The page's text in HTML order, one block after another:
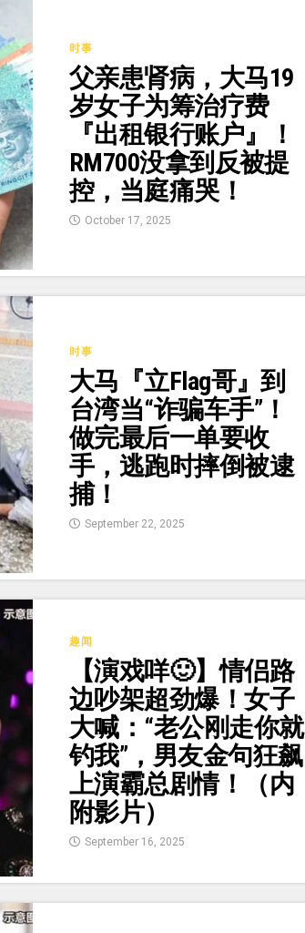
时事
父亲患肾病，大马19
岁女子为筹治疗费
『出租银行账户』！
RM700没拿到反被提
控，当庭痛哭！
October 17, 2025
时事
大马『立Flag哥』到
台湾当“诈骗车手”！
做完最后一单要收
手，逃跑时摔倒被逮
捕！
September 22, 2025
趣闻
【演戏咩🙂】情侣路
边吵架超劲爆！女子
大喊：“老公刚走你就
钓我”，男友金句狂飙
上演霸总剧情！（内
附影片）
September 16, 2025